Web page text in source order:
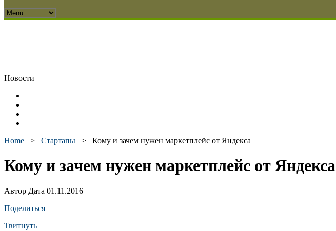
Новости
Home > Стартапы > Кому и зачем нужен маркетплейс от Яндекса
Кому и зачем нужен маркетплейс от Яндекса
Автор Дата 01.11.2016
Поделиться
Твитнуть